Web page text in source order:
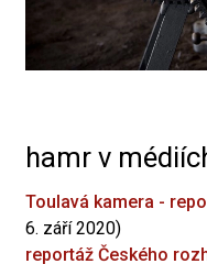
hamr v
Toulavá kamera -
6. září 2020)
reportáž Českého